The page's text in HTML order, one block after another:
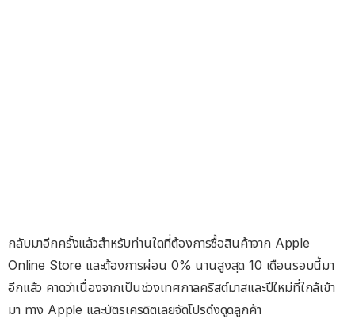
กลับมาอีกครั้งแล้วสำหรับท่านใดที่ต้องการซื้อสินค้าจาก Apple
Online Store และต้องการผ่อน 0% นานสูงสุด 10 เดือนรอบนี้มา
อีกแล้ว คาดว่าเนื่องจากเป็นช่วงเทศกาลคริสต์มาสและปีใหม่ที่ใกล้เข้า
มา ทาง Apple และบัตรเครดิตเลยจัดโปรดึงดูดลูกค้า